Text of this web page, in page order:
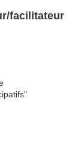
facilitateur